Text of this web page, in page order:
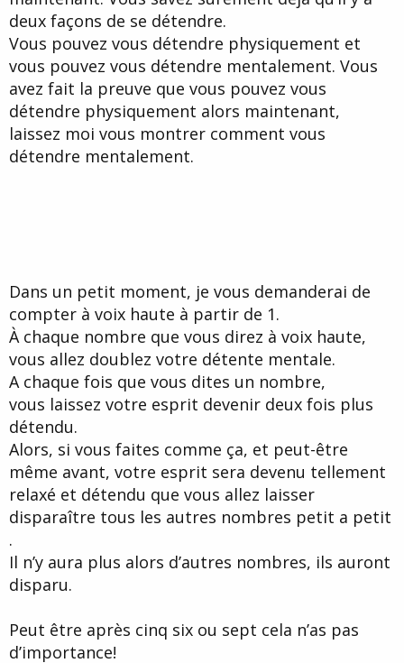
deux façons de se détendre.
Vous pouvez vous détendre physiquement et
vous pouvez vous détendre mentalement. Vous
avez fait la preuve que vous pouvez vous
détendre physiquement alors maintenant,
laissez moi vous montrer comment vous
détendre mentalement.
Dans un petit moment, je vous demanderai de
compter à voix haute à partir de 1.
À chaque nombre que vous direz à voix haute,
vous allez doublez votre détente mentale.
A chaque fois que vous dites un nombre,
vous laissez votre esprit devenir deux fois plus
détendu.
Alors, si vous faites comme ça, et peut-être
même avant, votre esprit sera devenu tellement
relaxé et détendu que vous allez laisser
disparaître tous les autres nombres petit a petit
.
Il n’y aura plus alors d’autres nombres, ils auront
disparu.
Peut être après cinq six ou sept cela n’as pas
d’importance!